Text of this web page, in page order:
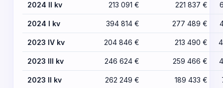
2024 II kv 213 091 € 221 837 €
2024 I kv 394 814 € 277 489 €
2023 IV kv 204 846 € 213 490 €
2023 III kv 246 624 € 259 466 €
2023 II kv 262 249 € 189 433 €